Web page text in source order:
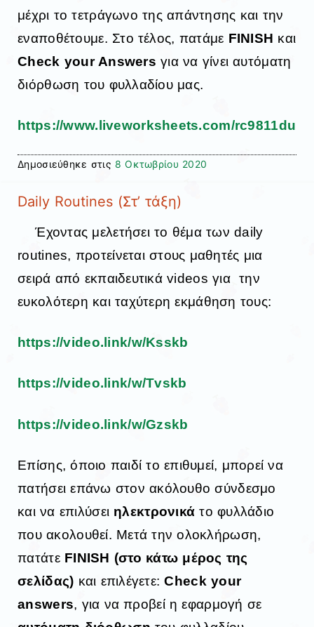
μέχρι το τετράγωνο της απάντησης και την
εναποθέτουμε. Στο τέλος, πατάμε FINISH και
Check your Answers για να γίνει αυτόματη
διόρθωση του φυλλαδίου μας.
https://www.liveworksheets.com/rc9811du
Δημοσιεύθηκε στις 8 Οκτωβρίου 2020
Daily Routines (Στ’ τάξη)
Έχοντας μελετήσει το θέμα των daily
routines, προτείνεται στους μαθητές μια
σειρά από εκπαιδευτικά videos για την
ευκολότερη και ταχύτερη εκμάθηση τους:
https://video.link/w/Ksskb
https://video.link/w/Tvskb
https://video.link/w/Gzskb
Επίσης, όποιο παιδί το επιθυμεί, μπορεί να
πατήσει επάνω στον ακόλουθο σύνδεσμο
και να επιλύσει ηλεκτρονικάτο φυλλάδιο
που ακολουθεί. Μετά την ολοκλήρωση,
πατάτε FINISH (στο κάτω μέρος της
σελίδας) και επιλέγετε:Check your
answers, για να προβεί η εφαρμογή σε